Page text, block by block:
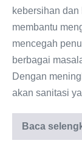
kebersihan
membantu
mencegah
berbagai
Dengan
akan sanitasi
Baca